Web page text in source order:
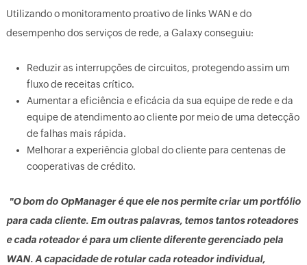
Utilizando o monitoramento proativo de links WAN e do
desempenho dos serviços de rede, a Galaxy conseguiu:
Reduzir as interrupções de circuitos, protegendo assim um
fluxo de receitas crítico.
Aumentar a eficiência e eficácia da sua equipe de rede e da
equipe de atendimento ao cliente por meio de uma detecção
de falhas mais rápida.
Melhorar a experiência global do cliente para centenas de
cooperativas de crédito.
"O bom do OpManager é que ele nos permite criar um portfólio
para cada cliente. Em outras palavras, temos tantos roteadores
e cada roteador é para um cliente diferente gerenciado pela
WAN. A capacidade de rotular cada roteador individual,